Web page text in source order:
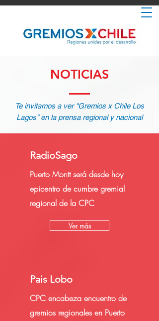
NOTICIAS
Te invitamos a ver "Gremios x Chile Los
Lagos" en la prensa regional y nacional
RadioSago
Puerto Montt será desde hoy
epicentro de cumbre gremial
regional de la CPC
Ver más
Pais Lobo
CPC encabeza encuentro de
gremios regionales en Puerto